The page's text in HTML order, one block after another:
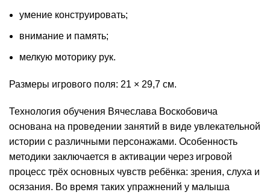
умение конструировать;
внимание и память;
мелкую моторику рук.
Размеры игрового поля: 21 × 29,7 см.
Технология обучения Вячеслава Воскобовича
основана на проведении занятий в виде увлекательной
истории с различными персонажами. Особенность
методики заключается в активации через игровой
процесс трёх основных чувств ребёнка: зрения, слуха и
осязания. Во время таких упражнений у малыша